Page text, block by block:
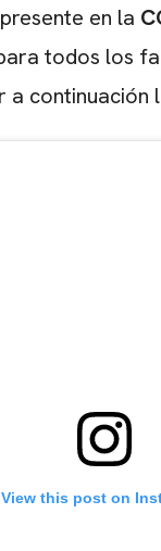
en la
todos los
a continuación
View this post on